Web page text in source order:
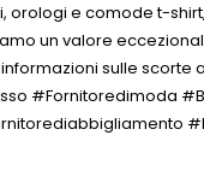
orologi e comode t-
un valore
sulle
#Fornitoredimoda